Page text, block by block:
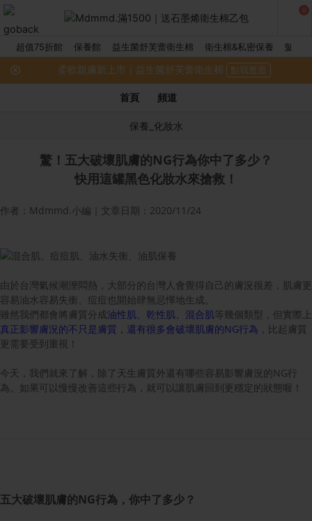
0
超值75折館 保養館 益生菌舒芙蕾衛生棉 衛生棉&私密保養 髮品館
柔軟親膚新上市｜益生菌舒芙蕾衛生棉 點我逛逛
首頁 頻道
保養_化妝水
驚！五大破壞肌膚的NG行為你中了多少？
快用這罐黑色化妝水來搶救！
作者：Mdmmd.小編｜文章日期：2020/11/24
由於台灣氣候潮溼悶熱，大部分的台灣人會覺得自己的膚況很差，肌膚更
容易油水容易失衡、痘痘也開始肆無忌憚地生成。
雖然我們都會將膚質分成油性肌、乾性肌、混合肌等幾個類型，但實際上
真正影響膚況的不只是膚質，還有很多會破壞肌膚的NG行為 ，比起膚質
更需要受到重視！
今天，我們就來了解，除了天生膚質外還有哪些容易影響膚況的NG行
為。如果可以慢慢改善這些行為，就可以讓肌膚回到更穩定的狀態喔！
五大破壞肌膚的NG行為，你中了多少？